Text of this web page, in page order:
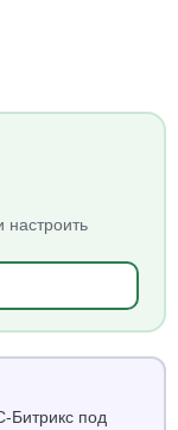
Битрикс под